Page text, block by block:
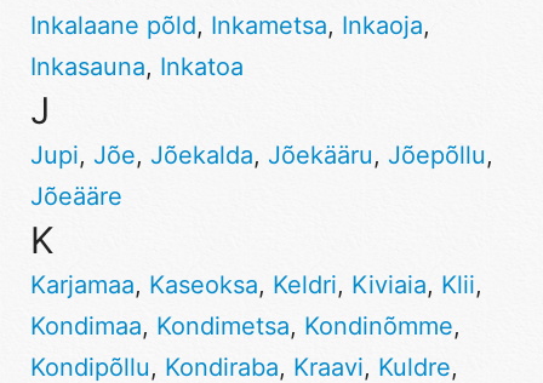
Inkalaane põld, Inkametsa, Inkaoja,
Inkasauna, Inkatoa
J
Jupi, Jõe, Jõekalda, Jõekääru, Jõepõllu,
Jõeääre
K
Karjamaa, Kaseoksa, Keldri, Kiviaia, Klii,
Kondimaa, Kondimetsa, Kondinõmme,
Kondipõllu, Kondiraba, Kraavi, Kuldre,